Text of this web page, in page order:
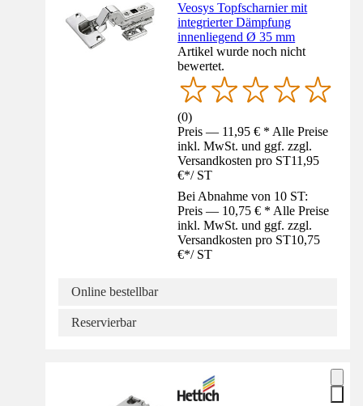
Veosys Topfscharnier mit
integrierter Dämpfung
innenliegend Ø 35 mm
Artikel wurde noch nicht
bewertet.
(0)
Preis — 11,95 € * Alle Preise
inkl. MwSt. und ggf. zzgl.
Versandkosten pro ST11,95
€*/ ST
Bei Abnahme von 10 ST:
Preis — 10,75 € * Alle Preise
inkl. MwSt. und ggf. zzgl.
Versandkosten pro ST10,75
€*/ ST
Online bestellbar
Reservierbar